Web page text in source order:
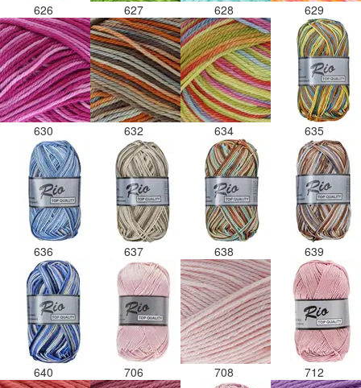
626 627 628 629
630 632 634 635
636 637 638 639
640 706 708 712